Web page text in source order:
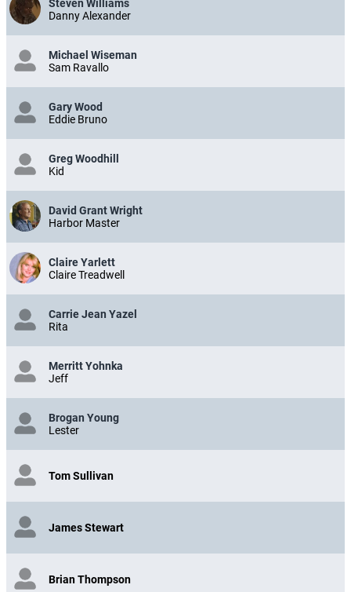
Steven Williams
Danny Alexander
Michael Wiseman
Sam Ravallo
Gary Wood
Eddie Bruno
Greg Woodhill
Kid
David Grant Wright
Harbor Master
Claire Yarlett
Claire Treadwell
Carrie Jean Yazel
Rita
Merritt Yohnka
Jeff
Brogan Young
Lester
Tom Sullivan
James Stewart
Brian Thompson